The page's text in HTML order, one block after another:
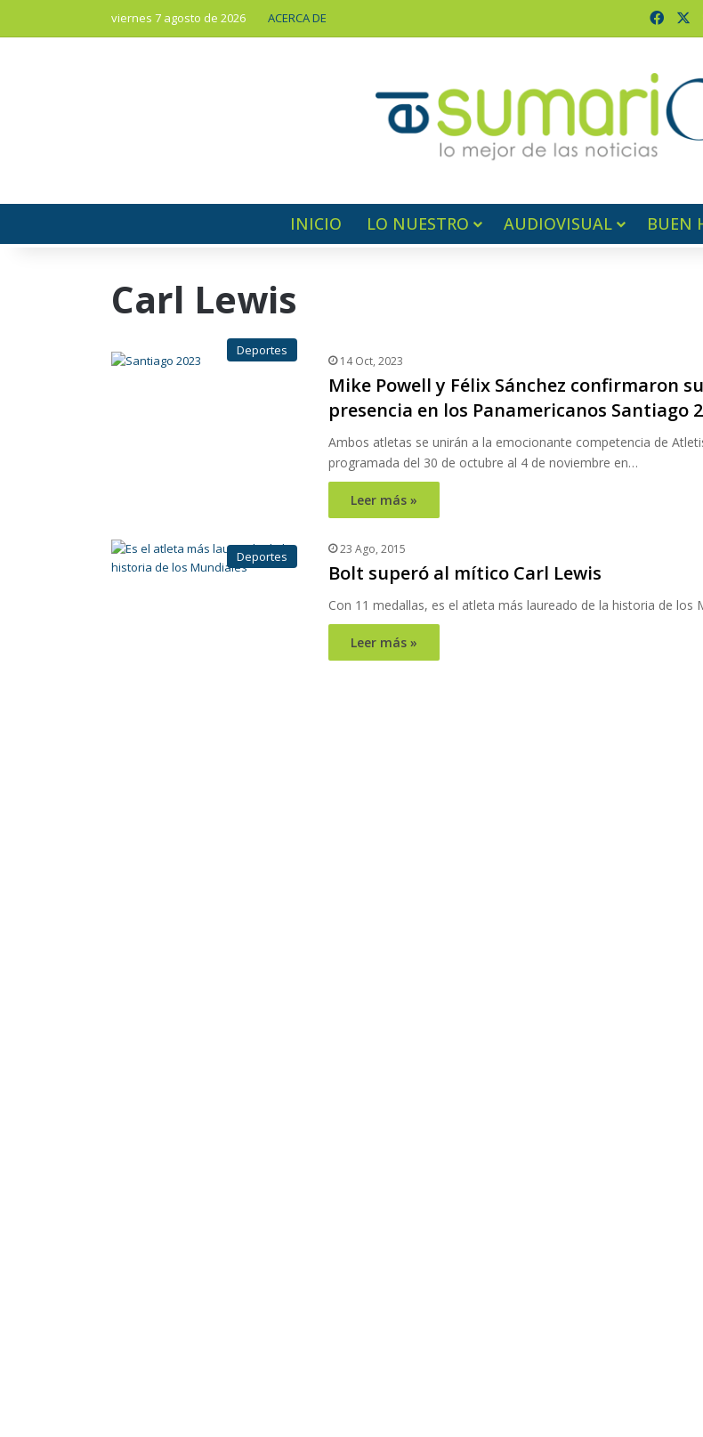
viernes 7 agosto de 2026 ACERCA DE
INICIO LO NUESTRO AUDIOVISUAL BUEN
Carl Lewis
Deportes
14 Oct, 2023
Mike Powell y Félix Sánchez confirmaron su
presencia en los Panamericanos Santiago
Ambos atletas se unirán a la emocionante competencia de
programada del 30 de octubre al 4 de noviembre en…
Leer más »
Deportes 23 Ago, 2015
Bolt superó al mítico Carl Lewis
Con 11 medallas, es el atleta más laureado de la historia de los
Leer más »